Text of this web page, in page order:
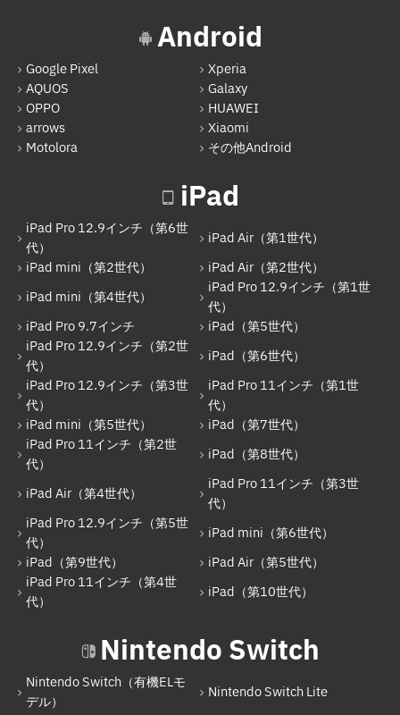
iPad mini（第4世代）
iPad Pro 12.9インチ（第1世代）
iPad Pro 12.9インチ（第3世代）
iPad Pro 11インチ（第1世代）
iPad mini（第5世代）
iPad（第7世代）
iPad Air（第4世代）
iPad Pro 12.9インチ（第5世代）
iPad mini（第6世代）
iPad（第9世代）
iPad Pro 11インチ（第4世代）
Nintendo Switch
Android
Google Pixel
Xperia
AQUOS
Galaxy
OPPO
HUAWEI
arrows
Xiaomi
Motolora
その他Android
iPad
iPad Pro 12.9インチ（第6世
代）
iPad Air（第1世代）
iPad mini（第2世代）
iPad Air（第2世代）
iPad mini（第4世代）
iPad Pro 12.9インチ（第1世
代）
iPad Pro 9.7インチ
iPad（第5世代）
iPad Pro 12.9インチ（第2世
代）
iPad（第6世代）
iPad Pro 12.9インチ（第3世
代）
iPad Pro 11インチ（第1世
代）
iPad mini（第5世代）
iPad（第7世代）
iPad Pro 11インチ（第2世
代）
iPad（第8世代）
iPad Air（第4世代）
iPad Pro 11インチ（第3世
代）
iPad Pro 12.9インチ（第5世
代）
iPad mini（第6世代）
iPad（第9世代）
iPad Air（第5世代）
iPad Pro 11インチ（第4世
代）
iPad（第10世代）
Nintendo Switch
Nintendo Switch（有機ELモ
デル）
Nintendo Switch Lite